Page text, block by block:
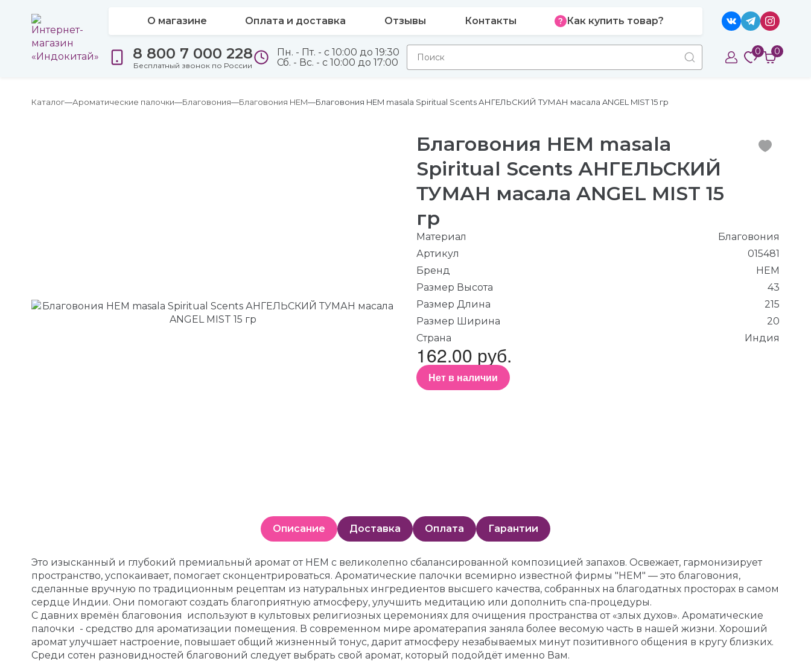
О магазине Оплата и доставка Отзывы Контакты Как купить товар?
8 800 7 000 228
Бесплатный звонок по России
Пн. - Пт. - с 10:00 до 19:30
Сб. - Вс. - с 10:00 до 17:00
0 0
Каталог Ароматические палочки Благовония Благовония HEM Благовония HEM masala Spiritual Scents АНГЕЛЬСКИЙ ТУМАН масала ANGEL MIST 15 гр
Благовония HEM masala
Spiritual Scents АНГЕЛЬСКИЙ
ТУМАН масала ANGEL MIST 15
гр
Материал
Благовония
Артикул
015481
Бренд
HEM
Размер Высота
43
Размер Длина
215
Размер Ширина
20
Страна
Индия
162.00 руб.
Нет в наличии
Описание Доставка Оплата Гарантии
Это изысканный и глубокий премиальный аромат от HEM с великолепно сбалансированной композицией запахов. Освежает, гармонизирует
пространство, успокаивает, помогает сконцентрироваться. Ароматические палочки всемирно известной фирмы "НЕМ" — это благовония,
сделанные вручную по традиционным рецептам из натуральных ингредиентов высшего качества, собранных на благодатных просторах в самом
сердце Индии. Они помогают создать благоприятную атмосферу, улучшить медитацию или дополнить спа-процедуры.
С давних времён благовония используют в культовых религиозных церемониях для очищения пространства от «злых духов». Ароматические
палочки - средство для ароматизации помещения. В современном мире ароматерапия заняла более весомую часть в нашей жизни. Хороший
аромат улучшает настроение, повышает общий жизненный тонус, дарит атмосферу незабываемых минут позитивного общения в кругу близких.
Среди сотен разновидностей благовоний следует выбрать свой аромат, который подойдёт именно Вам.